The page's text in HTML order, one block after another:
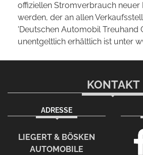
offiziellen Stromverbrauch neuer
werden, der an allen
'Deutschen Automobil Treuhand
unentgeltlich erhältlich ist unter
KONTAKT
ADRESSE
LIEGERT & BÖSKEN
AUTOMOBILE